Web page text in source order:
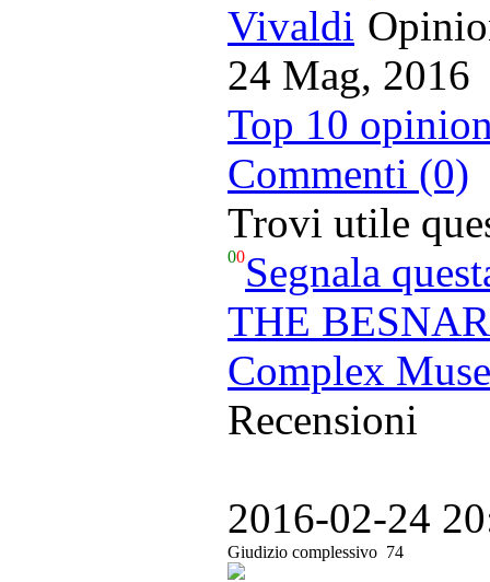
24 Mag, 2016
Top 10
Commenti (0)
Trovi utile
00Segnala
THE
Complex
Recensioni
2016-02-24
Giudizio complessivo 74